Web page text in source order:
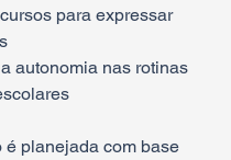
para expressar
autonomia nas rotinas
é planejada com base